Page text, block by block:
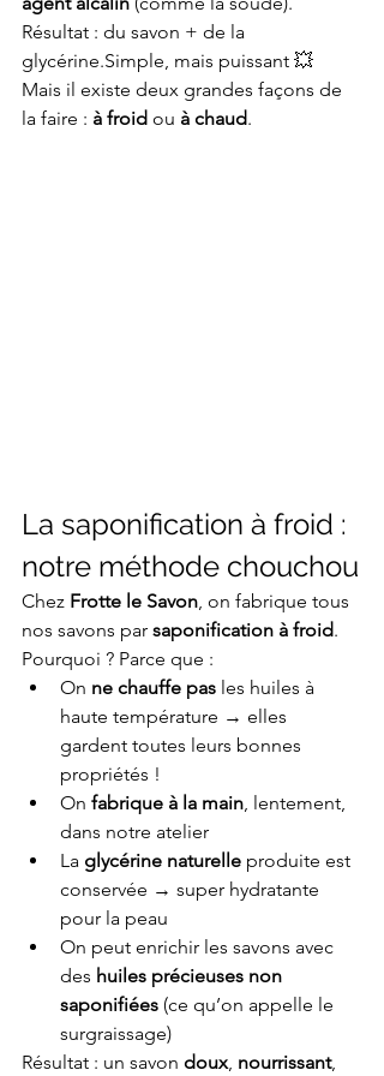
Résultat : du savon + de la
glycérine.Simple, mais puissant 💥
Mais il existe deux grandes façons de
la faire : à froid ou à chaud.
La saponification à froid :
notre méthode chouchou
Chez Frotte le Savon, on fabrique tous
nos savons par saponification à froid.
Pourquoi ? Parce que :
On ne chauffe pas les huiles à
haute température → elles
gardent toutes leurs bonnes
propriétés !
On fabrique à la main, lentement,
dans notre atelier
La glycérine naturelle produite est
conservée → super hydratante
pour la peau
On peut enrichir les savons avec
des huiles précieuses non
saponifiées (ce qu’on appelle le
surgraissage)
Résultat : un savon doux, nourrissant,